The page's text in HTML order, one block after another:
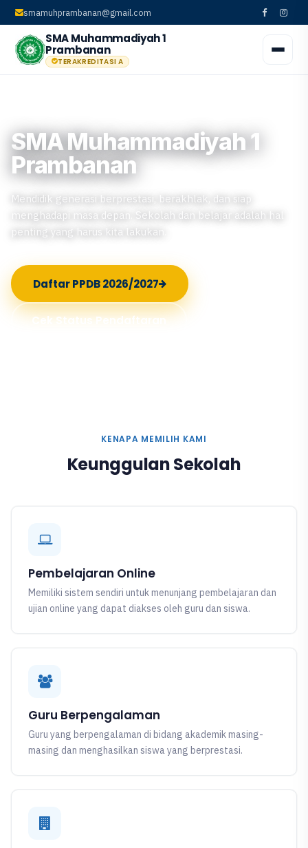
smamuhprambanan@gmail.com
SMA Muhammadiyah 1
Prambanan
TERAKREDITASI A
SMA Muhammadiyah 1
Prambanan
Mendidik generasi berprestasi, berakhlak, dan siap
menghadapi masa depan. Sekolah dan belajar adalah hal
penting yang harus kita lakukan.
Daftar PPDB 2026/2027
Cek Status Pendaftaran
KENAPA MEMILIH KAMI
Keunggulan Sekolah
Pembelajaran Online
Memiliki sistem sendiri untuk menunjang pembelajaran dan
ujian online yang dapat diakses oleh guru dan siswa.
Guru Berpengalaman
Guru yang berpengalaman di bidang akademik masing-
masing dan menghasilkan siswa yang berprestasi.